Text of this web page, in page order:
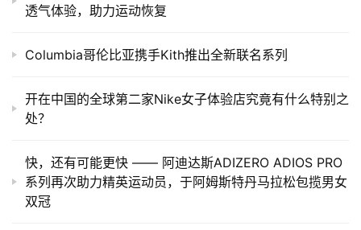
透气体验，助力运动恢复
Columbia哥伦比亚携手Kith推出全新联名系列
​开在中国的全球第二家Nike女子体验店究竟有什么特别之
处？
快，还有可能更快 —— 阿迪达斯ADIZERO ADIOS PRO
系列再次助力精英运动员，于阿姆斯特丹马拉松包揽男女
双冠